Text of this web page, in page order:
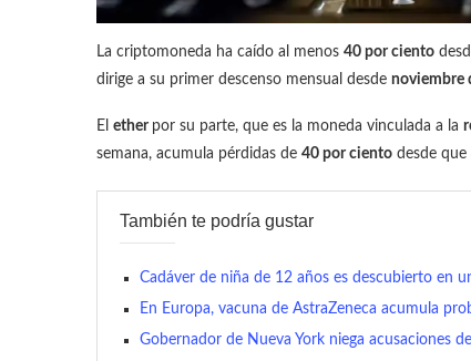
La criptomoneda ha caído al menos 40 por ciento
dirige a su primer descenso mensual desde noviembre
El ether por su parte, que es la moneda vinculada a la
semana, acumula pérdidas de 40 por ciento desde que
También te podría gustar
Cadáver de niña de 12 años es descubierto en
En Europa, vacuna de AstraZeneca acumula
Gobernador de Nueva York niega acusaciones